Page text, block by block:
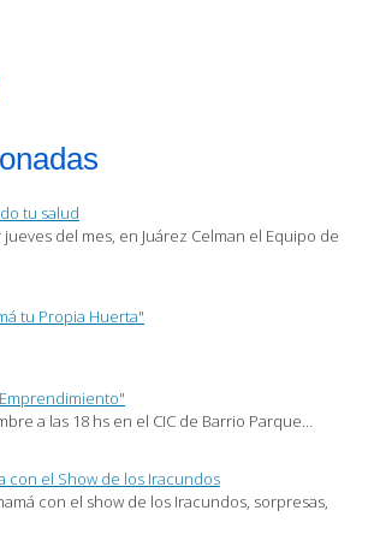
tu salud
del mes, en Juárez Celman el Equipo de
tu Propia Huerta"
a las 18 hs en el CIC de Barrio Parque…
con el Show de los Iracundos
con el show de los Iracundos, sorpresas,